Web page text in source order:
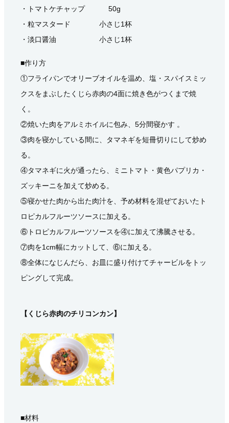
・トマトケチャップ 50g
・粒マスタード 小さじ1杯
・淡口醤油 小さじ1杯
■作り方
①フライパンでオリーブオイルを温め、塩・スパイスミッ
クスをまぶしたくじら赤肉の4面に焼き色がつくまで焼
く。
②焼いた肉をアルミホイルに包み、5分間寝かす 。
③肉を寝かしている間に、タマネギを短冊切りにして炒め
る。
④タマネギに火が通ったら、ミニトマト・黄色パプリカ・
ズッキーニを加えて炒める。
⑤寝かせた肉から出た肉汁を、予め材料を混ぜておいたト
ロピカルフルーツソースに加える。
⑥トロピカルフルーツソースを④に加えて沸騰させる。
⑦肉を1cm幅にカットして、⑥に加える。
⑧全体になじんだら、お皿に盛り付けてチャービルをトッ
ピングして完成。
【くじら赤肉のチリコンカン】
■材料